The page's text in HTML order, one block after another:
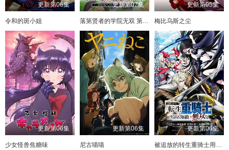
更新第06集
令和的斑小姐
更新第07集
落第贤者的学院无双 第二回转生，S等级作弊魔术师冒险记
更新第05集
梅比乌斯之尘
更新第06集
少女怪兽焦糖味
更新第06集
尼古喵喵
更新第06集
被追放的转生重骑士用游戏知识开无双